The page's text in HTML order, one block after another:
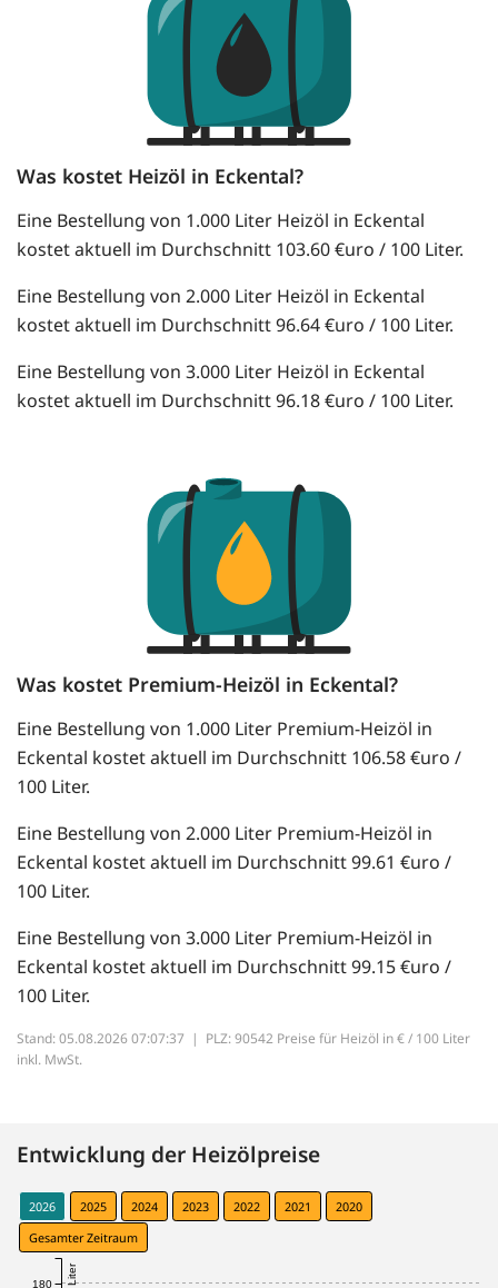
Was kostet Heizöl in Eckental?
Eine Bestellung von 1.000 Liter Heizöl in Eckental
kostet aktuell im Durchschnitt 103.60 €uro / 100 Liter.
Eine Bestellung von 2.000 Liter Heizöl in Eckental
kostet aktuell im Durchschnitt 96.64 €uro / 100 Liter.
Eine Bestellung von 3.000 Liter Heizöl in Eckental
kostet aktuell im Durchschnitt 96.18 €uro / 100 Liter.
Was kostet Premium-Heizöl in Eckental?
Eine Bestellung von 1.000 Liter Premium-Heizöl in
Eckental kostet aktuell im Durchschnitt 106.58 €uro /
100 Liter.
Eine Bestellung von 2.000 Liter Premium-Heizöl in
Eckental kostet aktuell im Durchschnitt 99.61 €uro /
100 Liter.
Eine Bestellung von 3.000 Liter Premium-Heizöl in
Eckental kostet aktuell im Durchschnitt 99.15 €uro /
100 Liter.
Stand: 05.08.2026 07:07:37 | PLZ: 90542 Preise für Heizöl in € / 100 Liter
inkl. MwSt.
Entwicklung der Heizölpreise
2026 2025 2024 2023 2022 2021
2020
Gesamter Zeitraum
180